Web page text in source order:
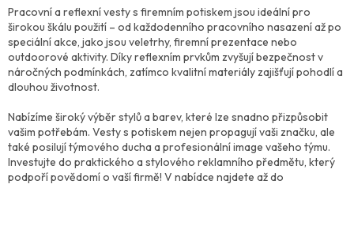
a
c
í
p
r
y
v
ý
p
i
v
á
n
í
Pracovní a reflexní vesty s firemním potiskem jsou ideální pro
širokou škálu použití – od každodenního pracovního nasazení až po
speciální akce, jako jsou veletrhy, firemní prezentace nebo
outdoorové aktivity. Díky reflexním prvkům zvyšují bezpečnost v
náročných podmínkách, zatímco kvalitní materiály zajišťují pohodlí a
dlouhou životnost.
Nabízíme široký výběr stylů a barev, které lze snadno přizpůsobit
vašim potřebám. Vesty s potiskem nejen propagují vaši značku, ale
také posilují týmového ducha a profesionální image vašeho týmu.
Investujte do praktického a stylového reklamního předmětu, který
podpoří povědomí o vaší firmě! V nabídce najdete až do